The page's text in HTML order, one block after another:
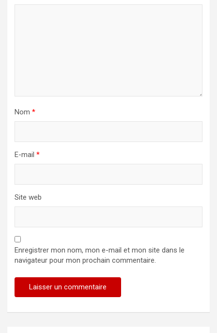
Nom *
E-mail *
Site web
Enregistrer mon nom, mon e-mail et mon site dans le
navigateur pour mon prochain commentaire.